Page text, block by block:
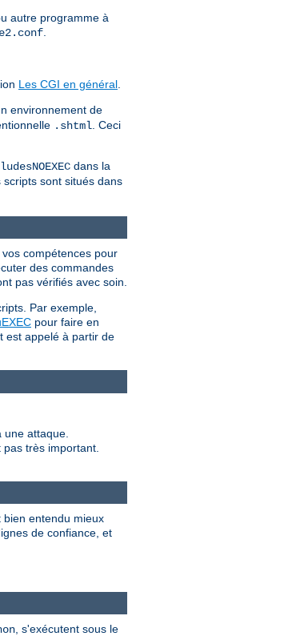
autre programme à
Les CGI en général
environnement de
.shtml . Ceci
dans la
sont situés dans
compétences pour
des commandes
pas vérifiés avec soin.
Par exemple,
pour faire en
est appelé à partir de
attaque.
très important.
entendu mieux
de confiance, et
, s'exécutent sous le